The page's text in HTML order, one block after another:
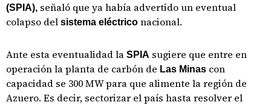
(SPIA), señaló que ya había advertido un eventual
colapso del sistema eléctrico nacional.
Ante esta eventualidad la SPIA sugiere que entre en
operación la planta de carbón de Las Minas con
capacidad se 300 MW para que alimente la región de
Azuero. Es decir, sectorizar el país hasta resolver el